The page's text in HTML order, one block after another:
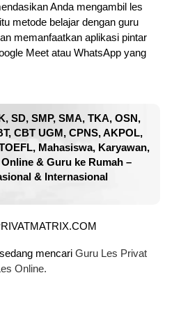
Anda mengambil les
metode belajar dengan guru
memanfaatkan aplikasi pintar
Meet atau WhatsApp yang
SD, SMP, SMA, TKA, OSN,
CBT UGM, CPNS, AKPOL,
Mahasiswa, Karyawan,
& Guru ke Rumah –
& Internasional
mencari Guru Les Privat
Online.